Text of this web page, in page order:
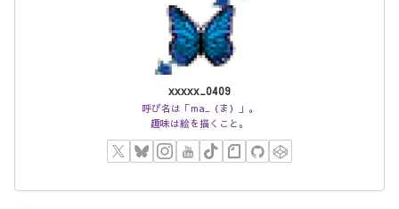
xxxxx_0409
呼び名は「ma_（ま）」。
趣味は絵を描くこと。
●